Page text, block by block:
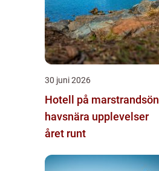
30 juni 2026
Hotell på marstrandsön
havsnära upplevelser
året runt